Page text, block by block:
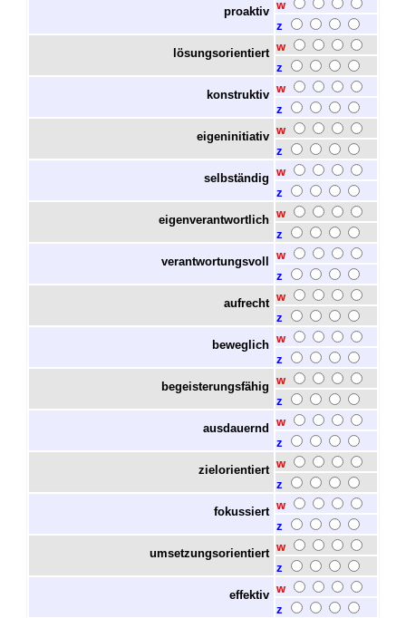
proaktiv w
z
lösungsorientiert w
z
konstruktiv w
z
eigeninitiativ w
z
selbständig w
z
eigenverantwortlich w
z
verantwortungsvoll
w
z
aufrecht w
z
beweglich w
z
begeisterungsfähig w
z
ausdauernd
w
z
zielorientiert w
z
fokussiert w
z
umsetzungsorientiert w
z
effektiv w
z